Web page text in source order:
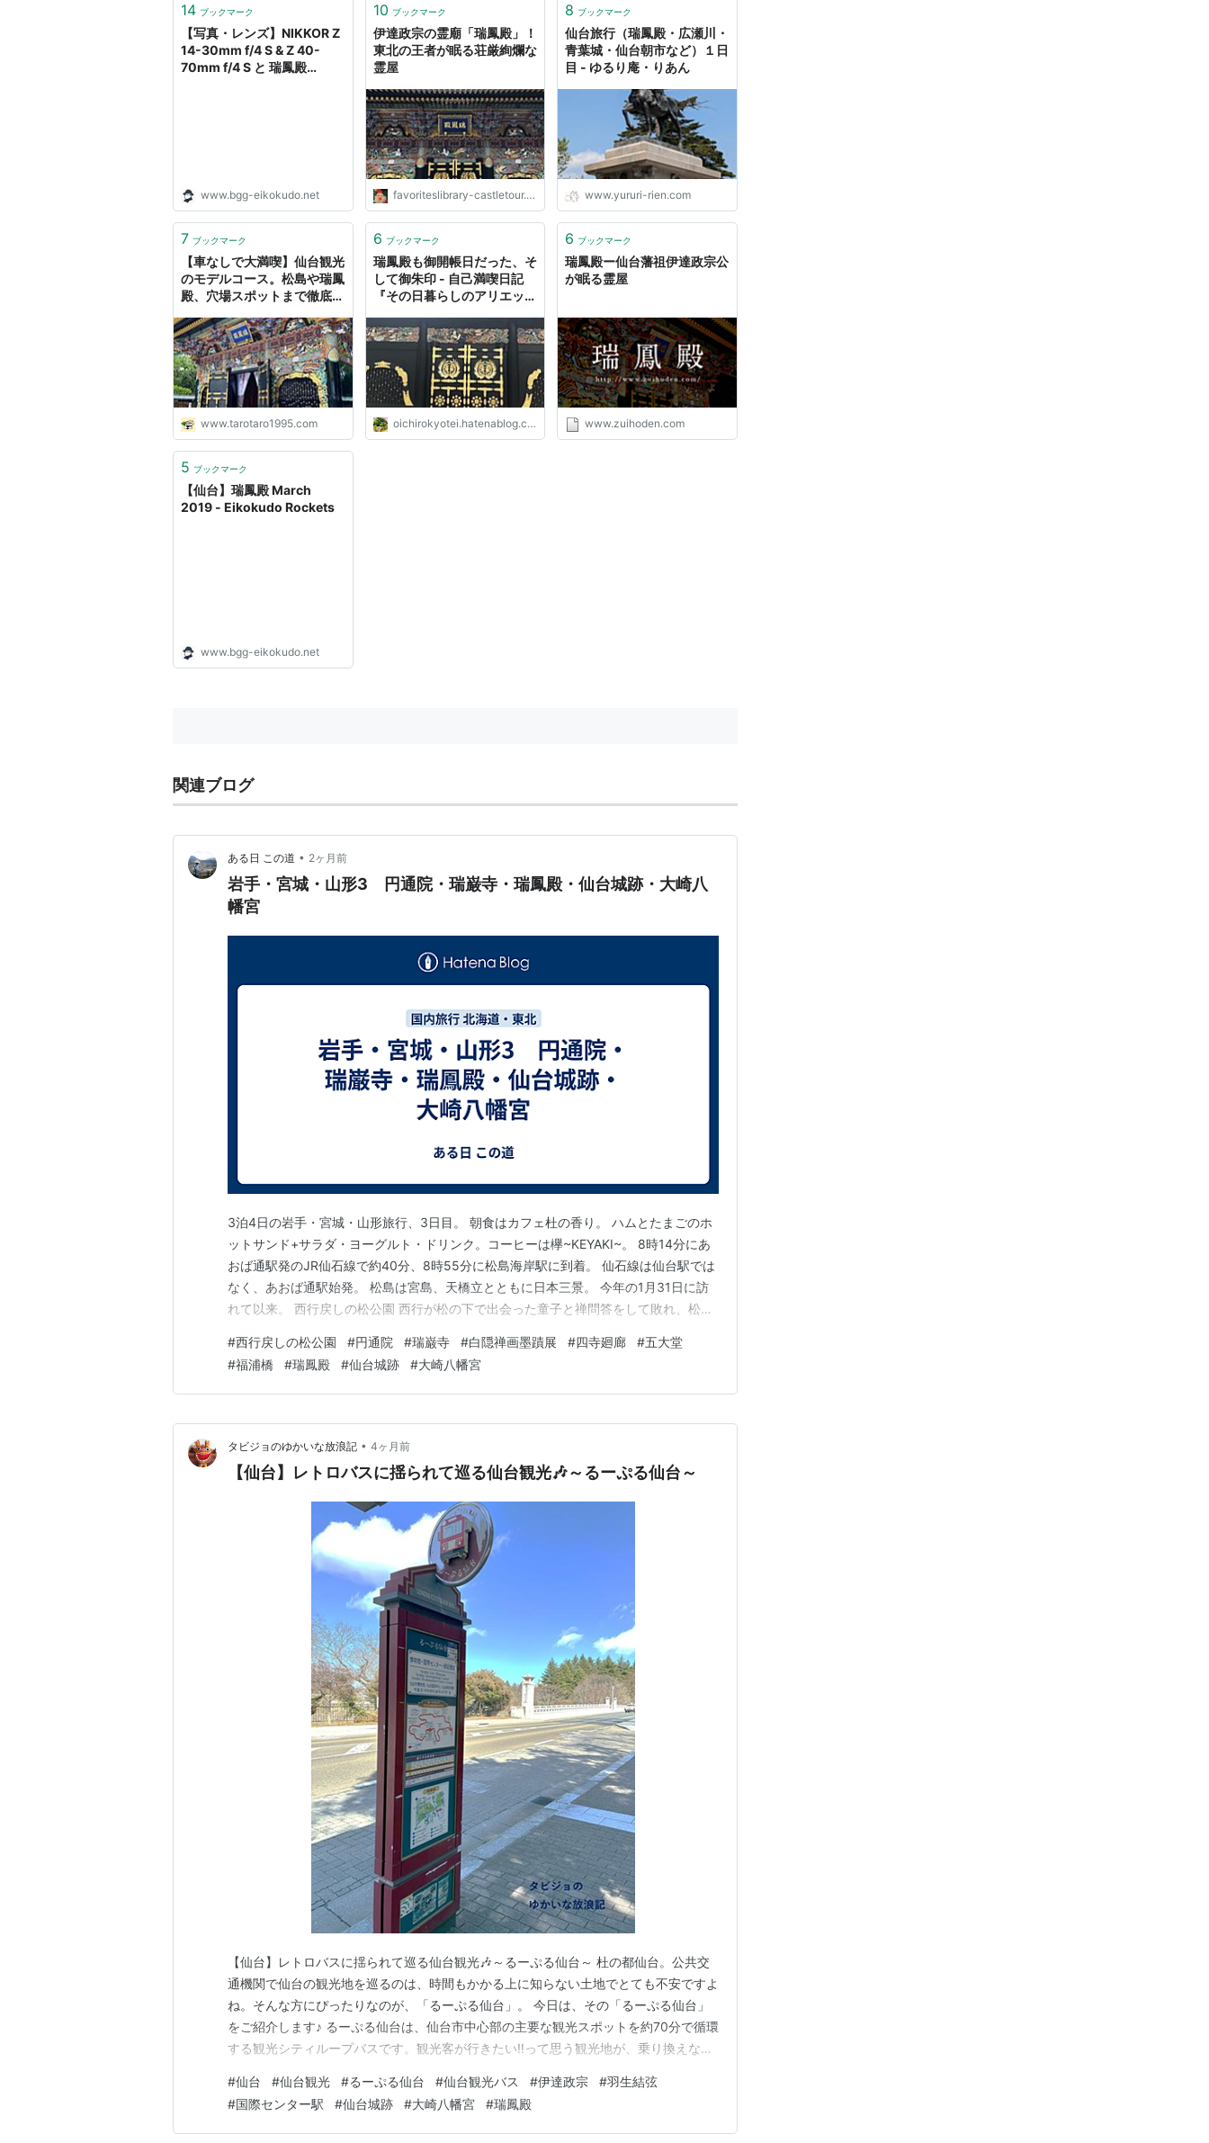
14 ブックマーク
【写真・レンズ】NIKKOR Z
14-30mm f/4 S & Z 40-
70mm f/4 S と 瑞鳳殿
www.bgg-eikokudo.net
10 ブックマーク
伊達政宗の霊廟「瑞鳳殿」！
東北の王者が眠る荘厳絢爛な
霊屋
favoriteslibrary-castletour.com
8 ブックマーク
仙台旅行（瑞鳳殿・広瀬川・
青葉城・仙台朝市など）１日
目 - ゆるり庵・りあん
www.yururi-rien.com
7 ブックマーク
【車なしで大満喫】仙台観光
のモデルコース。松島や瑞鳳
殿、穴場スポットまで徹底解
方向け) - Taro | 投資・グル
メ・子育て・旅行・ブログ収
益化
www.tarotaro1995.com
6 ブックマーク
瑞鳳殿も御開帳日だった、そ
して御朱印 - 自己満喫日記
『その日暮らしのアリエッテ
oichirokyotei.hatenablog.com
6 ブックマーク
瑞鳳殿ー仙台藩祖伊達政宗公
が眠る霊屋
www.zuihoden.com
5 ブックマーク
【仙台】瑞鳳殿 March
2019 - Eikokudo Rockets
www.bgg-eikokudo.net
関連ブログ
ある日 この道 • 2ヶ月前
岩手・宮城・山形3 円通院・瑞巌寺・瑞鳳殿・仙台城跡・大崎八
幡宮
3泊4日の岩手・宮城・山形旅行、3日目。 朝食はカフェ杜の香り。 ハムとたまごのホ
ットサンド+サラダ・ヨーグルト・ドリンク。コーヒーは欅~KEYAKI~。 8時14分にあ
おば通駅発のJR仙石線で約40分、8時55分に松島海岸駅に到着。 仙石線は仙台駅では
なく、あおば通駅始発。 松島は宮島、天橋立とともに日本三景。 今年の1月31日に訪
れて以来。 西行戻しの松公園 西行が松の下で出会った童子と禅問答をして敗れ、松島
三慧殿（重要文化財）、雲外天地の庭（⽯庭）、三慧殿禅林瞑想の庭、⽩華峰⻄洋の
庭、遠州の庭（⼩堀遠州の作…
#西行戻しの松公園 #円通院 #瑞巌寺 #白隠禅画墨蹟展 #四寺廻廊 #五大堂
#福浦橋 #瑞鳳殿 #仙台城跡 #大崎八幡宮
タビジョのゆかいな放浪記 • 4ヶ月前
【仙台】レトロバスに揺られて巡る仙台観光🎶～るーぷる仙台～
【仙台】レトロバスに揺られて巡る仙台観光🎶～るーぷる仙台～ 杜の都仙台。公共交
通機関で仙台の観光地を巡るのは、時間もかかる上に知らない土地でとても不安ですよ
ね。そんな方にぴったりなのが、「るーぷる仙台」。 今日は、その「るーぷる仙台」
をご紹介します♪ るーぷる仙台は、仙台市中心部の主要な観光スポットを約70分で循環
する観光シティループバスです。観光客が行きたい‼って思う観光地が、乗り換えなく
から仙台の自然や街並みも眺められるのも魅力です(*^-^*) 今回、バスの写真を撮り忘
れましたので、公式ページから画像をいただき…
#仙台 #仙台観光 #るーぷる仙台 #仙台観光バス #伊達政宗 #羽生結弦
#国際センター駅 #仙台城跡 #大崎八幡宮 #瑞鳳殿